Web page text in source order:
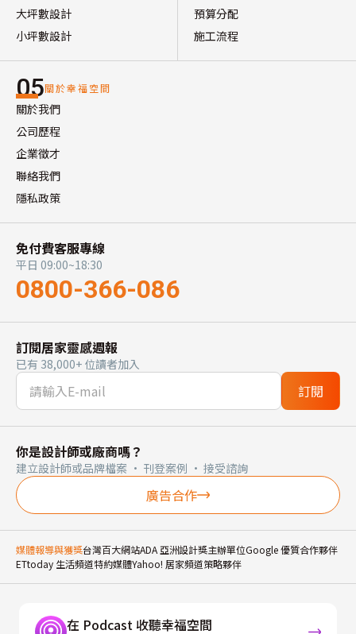
大坪數設計
小坪數設計
預算分配
施工流程
05關於幸福空間
關於我們
公司歷程
企業徵才
聯絡我們
隱私政策
免付費客服專線
平日 09:00~18:30
0800-366-086
訂閱居家靈感週報
已有 38,000+ 位讀者加入
訂閱
你是設計師或廠商嗎？
建立設計師或品牌檔案 · 刊登案例 · 接受諮詢
廣告合作
媒體報導與獲獎台灣百大網站ADA 亞洲設計獎主辦單位Google 優質合作夥伴
ETtoday 生活頻道特約媒體Yahoo! 居家頻道策略夥伴
在 Podcast 收聽幸福空間